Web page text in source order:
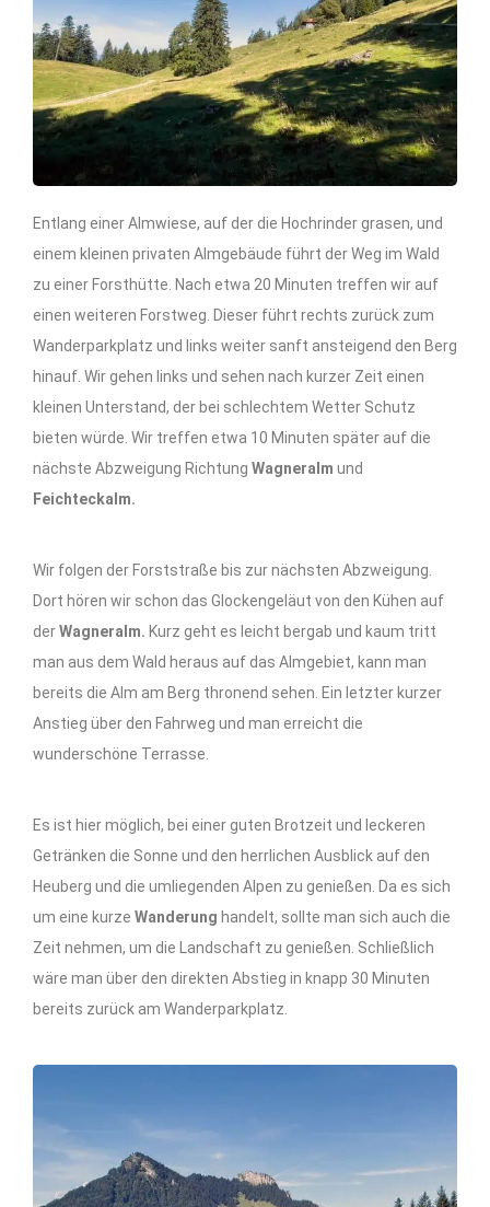
Entlang einer Almwiese, auf der die Hochrinder grasen, und
einem kleinen privaten Almgebäude führt der Weg im Wald
zu einer Forsthütte. Nach etwa 20 Minuten treffen wir auf
einen weiteren Forstweg. Dieser führt rechts zurück zum
Wanderparkplatz und links weiter sanft ansteigend den Berg
hinauf. Wir gehen links und sehen nach kurzer Zeit einen
kleinen Unterstand, der bei schlechtem Wetter Schutz
bieten würde. Wir treffen etwa 10 Minuten später auf die
nächste Abzweigung Richtung Wagneralm und
Feichteckalm.
Wir folgen der Forststraße bis zur nächsten Abzweigung.
Dort hören wir schon das Glockengeläut von den Kühen auf
derWagneralm. Kurz geht es leicht bergab und kaum tritt
man aus dem Wald heraus auf das Almgebiet, kann man
bereits die Alm am Berg thronend sehen. Ein letzter kurzer
Anstieg über den Fahrweg und man erreicht die
wunderschöne Terrasse.
Es ist hier möglich, bei einer guten Brotzeit und leckeren
Getränken die Sonne und den herrlichen Ausblick auf den
Heuberg und die umliegenden Alpen zu genießen. Da es sich
um eine kurze Wanderung handelt, sollte man sich auch die
Zeit nehmen, um die Landschaft zu genießen. Schließlich
wäre man über den direkten Abstieg in knapp 30 Minuten
bereits zurück am Wanderparkplatz.